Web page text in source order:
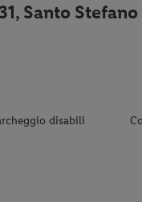
Santo
disabili